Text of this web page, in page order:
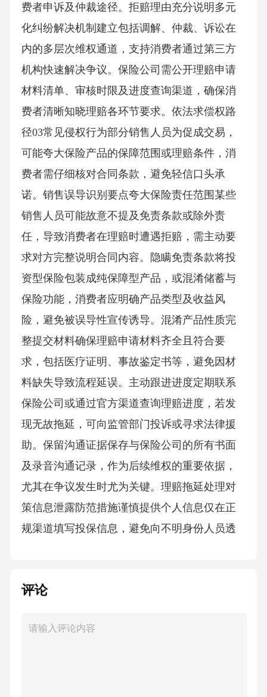
费者申诉及仲裁途径。拒赔理由充分说明多元
化纠纷解决机制建立包括调解、仲裁、诉讼在
内的多层次维权通道，支持消费者通过第三方
机构快速解决争议。保险公司需公开理赔申请
材料清单、审核时限及进度查询渠道，确保消
费者清晰知晓理赔各环节要求。依法求偿权路
径03常见侵权行为部分销售人员为促成交易，
可能夸大保险产品的保障范围或理赔条件，消
费者需仔细核对合同条款，避免轻信口头承
诺。销售误导识别要点夸大保险责任范围某些
销售人员可能故意不提及免责条款或除外责
任，导致消费者在理赔时遭遇拒赔，需主动要
求对方完整说明合同内容。隐瞒免责条款将投
资型保险包装成纯保障型产品，或混淆储蓄与
保险功能，消费者应明确产品类型及收益风
险，避免被误导性宣传诱导。混淆产品性质完
整提交材料确保理赔申请材料齐全且符合要
求，包括医疗证明、事故鉴定书等，避免因材
料缺失导致流程延误。主动跟进进度定期联系
保险公司或通过官方渠道查询理赔进度，若发
现无故拖延，可向监管部门投诉或寻求法律援
助。保留沟通证据保存与保险公司的所有书面
及录音沟通记录，作为后续维权的重要依据，
尤其在争议发生时尤为关键。理赔拖延处理对
策信息泄露防范措施谨慎提供个人信息仅在正
规渠道填写投保信息，避免向不明身份人员透
换，防止黑客攻击或内部人员盗用。若保险公
安全措施，避免信息通过非正规途径外泄。定
评论